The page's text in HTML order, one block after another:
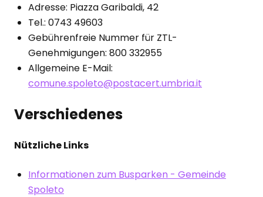
Adresse: Piazza Garibaldi, 42
Tel.: 0743 49603
Gebührenfreie Nummer für ZTL-
Genehmigungen: 800 332955
Allgemeine E-Mail:
comune.spoleto@postacert.umbria.it
Verschiedenes
Nützliche Links
Informationen zum Busparken - Gemeinde
Spoleto